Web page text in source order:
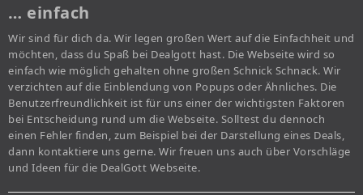
… einfach
Wir sind für dich da. Wir legen großen Wert auf die Einfachheit und
möchten, dass du Spaß bei Dealgott hast. Die Webseite wird so
einfach wie möglich gehalten ohne großen Schnick Schnack. Wir
verzichten auf die Einblendung von Popups oder Ähnliches. Die
Benutzerfreundlichkeit ist für uns einer der wichtigsten Faktoren
bei Entscheidung rund um die Webseite. Solltest du dennoch
einen Fehler finden, zum Beispiel bei der Darstellung eines Deals,
dann kontaktiere uns gerne. Wir freuen uns auch über Vorschläge
und Ideen für die DealGott Webseite.